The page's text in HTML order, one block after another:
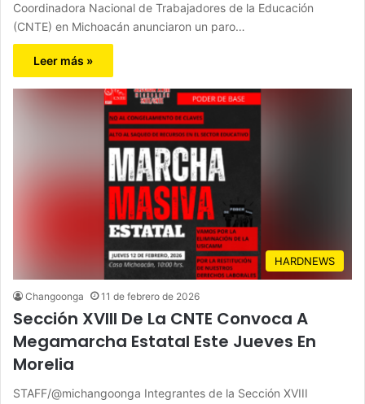
Coordinadora Nacional de Trabajadores de la Educación
(CNTE) en Michoacán anunciaron un paro…
Leer más »
HARDNEWS
Changoonga 11 de febrero de 2026
Sección XVIII De La CNTE Convoca A
Megamarcha Estatal Este Jueves En
Morelia
STAFF/@michangoonga Integrantes de la Sección XVIII